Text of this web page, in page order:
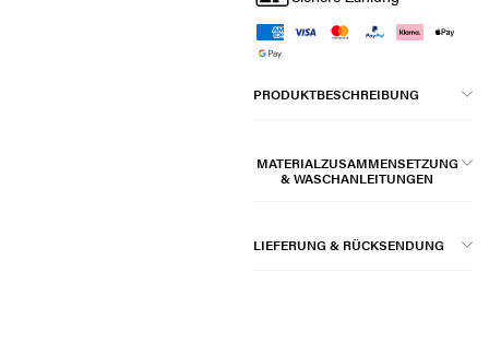
PRODUKTBESCHREIBUNG
MATERIALZUSAMMENSETZUNG
& WASCHANLEITUNGEN
LIEFERUNG & RÜCKSENDUNG